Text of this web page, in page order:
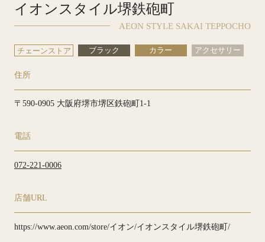
イオンスタイル堺鉄砲町
AEON STYLE SAKAI TEPPOCHO
チェーンストア ブラック カラー アクセサリー
住所
〒590-0905 大阪府堺市堺区鉄砲町1-1
電話
072-221-0006
店舗URL
https://www.aeon.com/store/イオン/イオンスタイル堺鉄砲町/